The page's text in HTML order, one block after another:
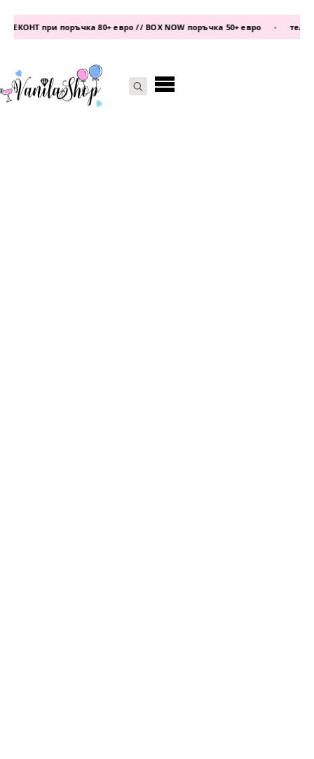
при поръчка 80+ евро // BOX NOW поръчка 50+ евро • телефон: